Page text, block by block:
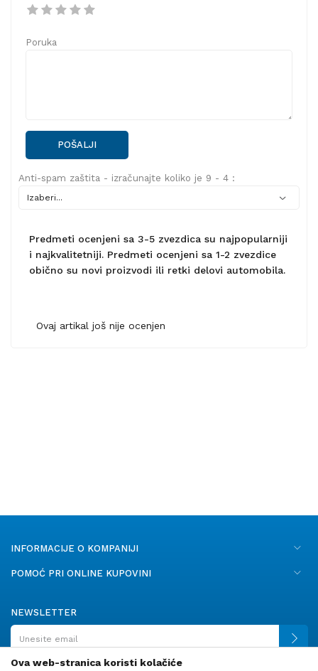
Poruka
POŠALJI
Anti-spam zaštita - izračunajte koliko je 9 - 4 :
Predmeti ocenjeni sa 3-5 zvezdica su najpopularniji
i najkvalitetniji. Predmeti ocenjeni sa 1-2 zvezdice
obično su novi proizvodi ili retki delovi automobila.
Ovaj artikal još nije ocenjen
INFORMACIJE O KOMPANIJI
POMOĆ PRI ONLINE KUPOVINI
NEWSLETTER
Ova web-stranica koristi kolačiće